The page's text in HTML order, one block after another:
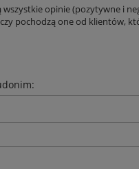
wszystkie opinie (pozytywne i
pochodzą one od klientów,